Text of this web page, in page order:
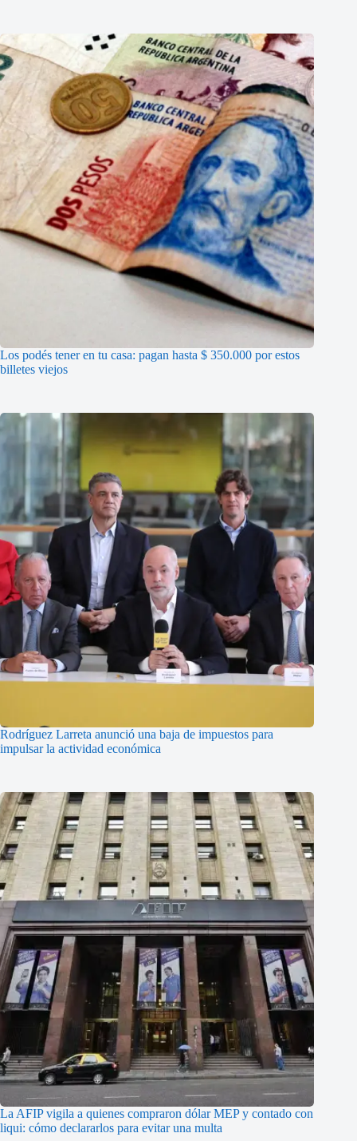
Los podés tener en tu casa: pagan hasta $ 350.000 por estos
billetes viejos
Rodríguez Larreta anunció una baja de impuestos para
impulsar la actividad económica
La AFIP vigila a quienes compraron dólar MEP y contado con
liqui: cómo declararlos para evitar una multa